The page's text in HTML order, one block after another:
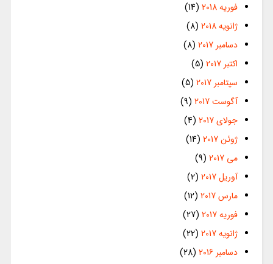
فوریه 2018
(14)
ژانویه 2018
(8)
دسامبر 2017
(8)
اکتبر 2017
(5)
سپتامبر 2017
(5)
آگوست 2017
(9)
جولای 2017
(4)
ژوئن 2017
(14)
می 2017
(9)
آوریل 2017
(2)
مارس 2017
(12)
فوریه 2017
(27)
ژانویه 2017
(22)
دسامبر 2016
(28)